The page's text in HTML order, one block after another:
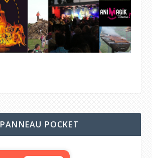
PANNEAU POCKET